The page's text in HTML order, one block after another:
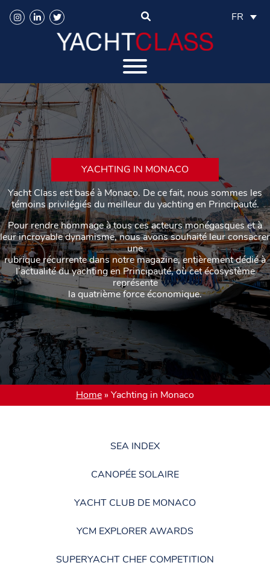
FR
YACHTING IN MONACO
Yacht Class est basé à Monaco. De ce fait, nous sommes les
témoins privilégiés du meilleur du yachting en Principauté.
Pour rendre hommage à tous ces acteurs monégasques et à
leur incroyable dynamisme, nous avons souhaité leur consacrer
une
rubrique récurrente dans notre magazine, entièrement dédié à
l’actualité du yachting en Principauté, où cet écosystème
représente
la quatrième force économique.
Home » Yachting in Monaco
SEA INDEX
CANOPÉE SOLAIRE
YACHT CLUB DE MONACO
YCM EXPLORER AWARDS
SUPERYACHT CHEF COMPETITION